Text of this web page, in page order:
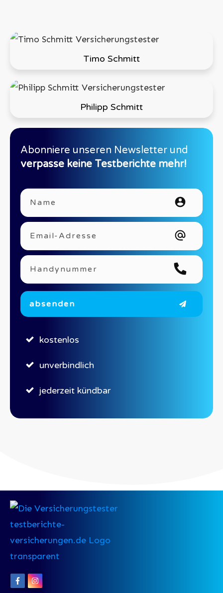
Abonniere unseren Newsletter und
verpasse keine Testberichte mehr!
absenden
kostenlos
unverbindlich
jederzeit kündbar
Timo Schmitt
Philipp Schmitt